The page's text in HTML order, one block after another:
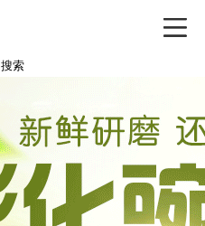
搜索